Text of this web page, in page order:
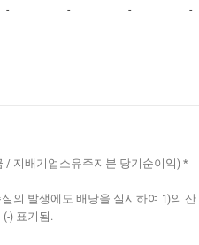
- - - -
/ 지배기업소유주지분 당기순이익) *
의 발생에도 배당을 실시하여 1)의 산
) 표기됨.